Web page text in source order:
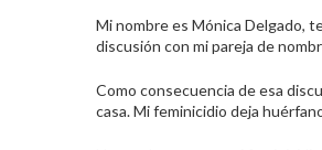
Mi nombre es Mónica Delgado,
discusión con mi pareja de
Como consecuencia de esa
casa. Mi feminicidio deja